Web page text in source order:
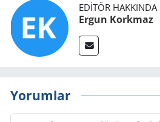
EDITÖR HAKKINDA
Ergun Korkmaz
Yorumlar